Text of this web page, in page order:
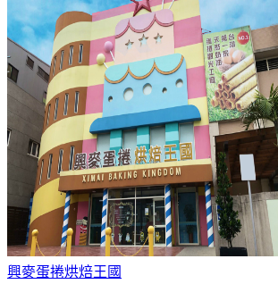
興麥蛋捲烘焙王國